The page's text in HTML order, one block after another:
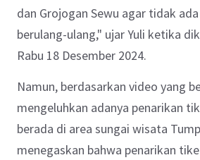
dan Grojogan Sewu agar tidak
berulang-ulang," ujar Yuli ketika
Rabu 18 Desember 2024.
Namun, berdasarkan video yang
mengeluhkan adanya penarikan
berada di area sungai wisata
menegaskan bahwa penarikan